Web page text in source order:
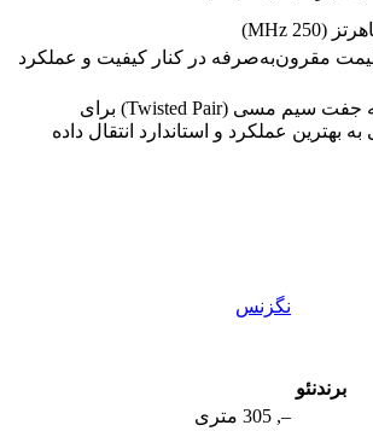
مقرون‌به‌صرفه در کنار کیفیت و عملکرد
مجهز به جفت سیم مسی (Twisted Pair) برای
به بهترین عملکرد و استاندارد انتقال داده
برندنئو
نگزنس
–
, 305 متری